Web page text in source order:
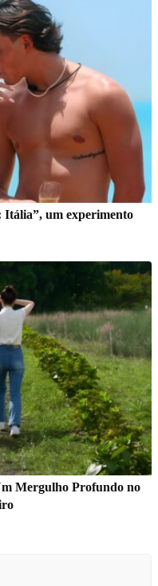
um experimento
Mergulho Profundo no